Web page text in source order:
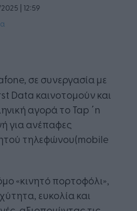
| 12:59
σε συνεργασία με
Data καινοτομούν και
αγορά το Tap ΄n
για ανέπαφες
τηλεφώνου(mobile
«κινητό πορτοφόλι»,
ευκολία και